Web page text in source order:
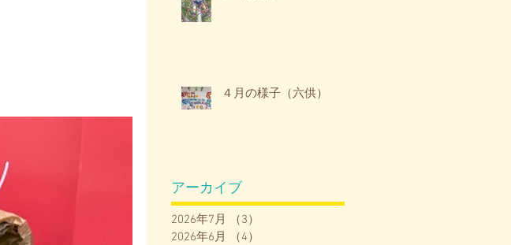
４月の様子（六供）
アーカイブ
2026年7月 （3）
2026年6月
（4）